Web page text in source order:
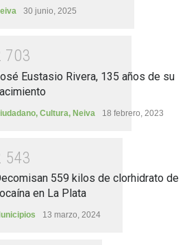
30 junio, 2025
703
Eustasio Rivera, 135 años de su
, Cultura, Neiva 18 febrero, 2023
543
559 kilos de clorhidrato de
en La Plata
13 marzo, 2024